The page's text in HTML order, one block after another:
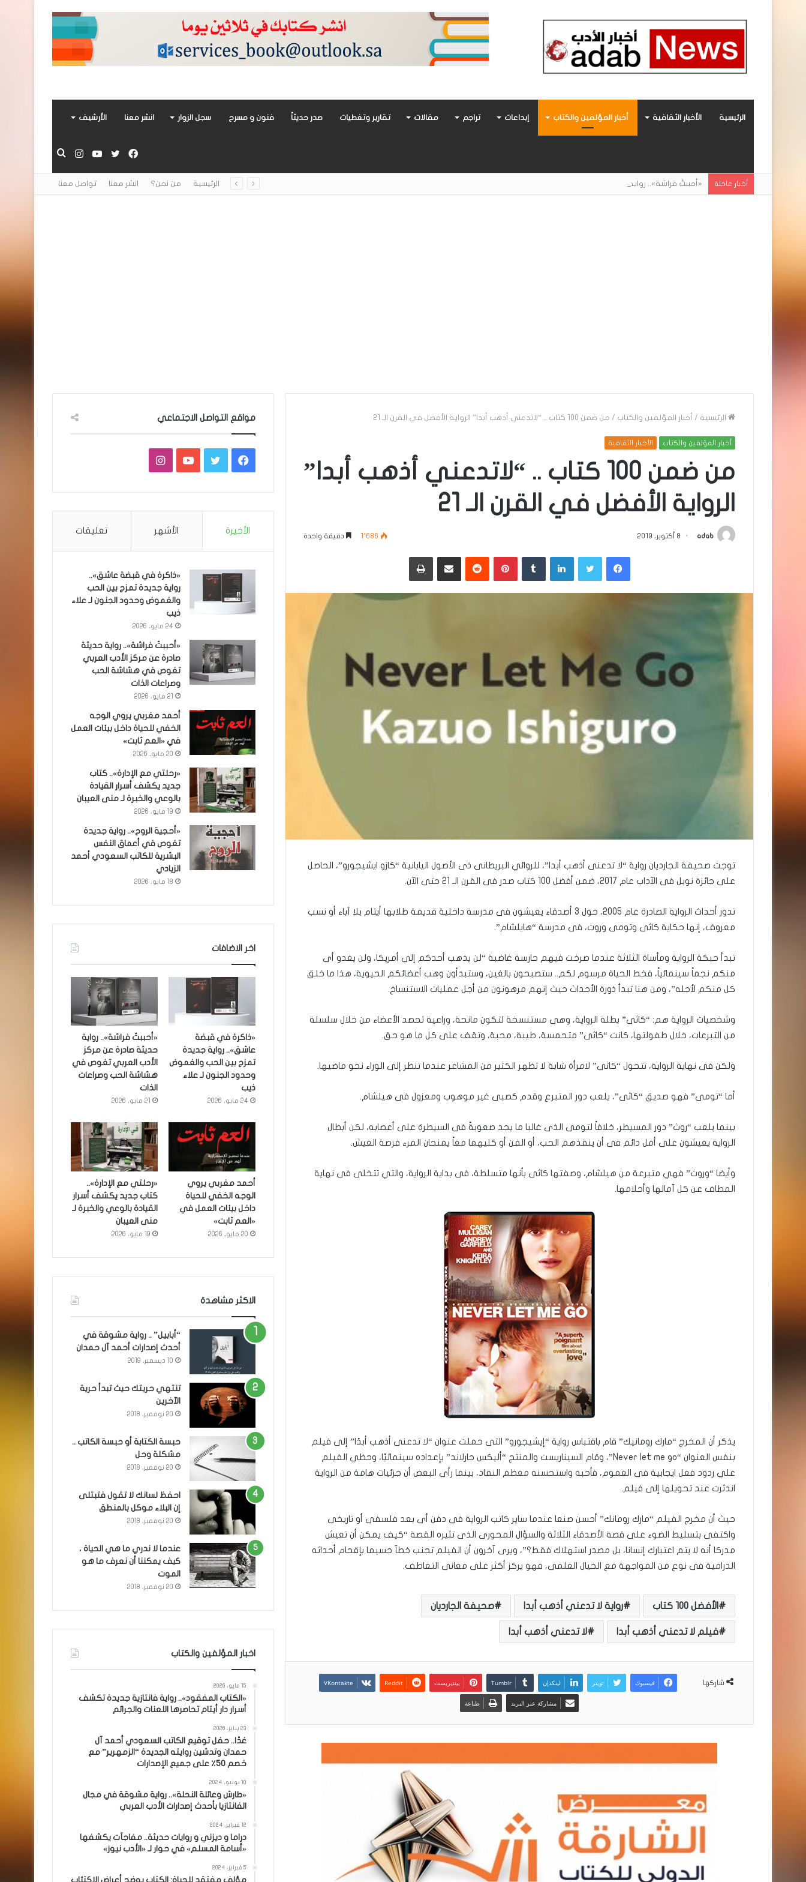
الرئيسية الأخبار الثقافية أخبار المؤلفين والكتاب إبداعات تراجم مقالات تقارير وتغطيات صدر حديثاً فنون و مسرح سجل الزوار انشر معنا الأرشيف
بحث
انستقراميوتيوبتويتر
فيسبوك
أخبار عاجلة «أحببتُ فراشة».. رواية حديثة صادرة عن مركز الأدب العربي تغوص في هشاشة الحب وصراعات الذات الرئيسية من نحن؟ انشر معنا تواصل معنا
الرئيسية / أخبار المؤلفين والكتاب / من ضمن 100 كتاب .. “لاتدعني أذهب أبدا” الرواية الأفضل في القرن الـ 21
أخبار المؤلفين والكتاب الأخبار الثقافية
من ضمن 100 كتاب .. “لاتدعني أذهب أبدا”
الرواية الأفضل في القرن الـ 21
adab 8 أكتوبر، 2019 1٬686 دقيقة واحدة
فيسبوكتويتر لينكدإن ‏Tumblr بينتيريست
‏Reddit مشاركة عبر البريد طباعة
توجت صحيفة الجارديان رواية “لا تدعنى أذهب أبدا”، للروائي البريطانى ذى الأصول اليابانية “كازو ايشيجورو”، الحاصل
على جائزة نوبل فى الآداب عام 2017، ضمن أفضل 100 كتاب صدر فى القرن الـ 21 حتى الآن.
تدور أحداث الرواية الصادرة عام 2005، حول 3 أصدقاء يعيشون فى مدرسة داخلية قديمة طلابها أيتام بلا آباء أو نسب
معروف، إنها حكاية كاثى وتومى وروث، فى مدرسة “هايلشام”.
تبدأ حبكة الرواية ومأساة الثلاثة عندما صرخت فيهم حارسة غاضبة “لن يذهب أحدكم إلى أمريكا، ولن يغدو أى
منكم نجماً سينمائياً، فخط الحياة مرسوم لكم.. ستصبحون بالغين، وستبدأون وهب أعضائكم الحيوية، هذا ما خلق
كل منكم لأجله”، ومن هنا تبدأ ذورة الأحداث حيث إنهم مرهونون من أجل عمليات الاستنساخ.
وشخصيات الرواية هم: “كاثى” بطلة الرواية، وهى مستنسخة لتكون مانحة، وراعية تحصد الأعضاء من خلال سلسلة
من التبرعات، خلال طفولتها، كانت “كاثى” متحمسة، طيبة، محبة، وتقف على كل ما هو حق.
ولكن فى نهاية الرواية، تتحول “كاثى” لامرأة شابة لا تظهر الكثير من المشاعر عندما تنظر إلى الوراء نحو ماضيها.
أما “تومى” فهو صديق “كاثى”، يلعب دور المتبرع وقدم كصبى غير موهوب ومعزول فى هيلشام.
بينما يلعب “روث” دور المسيطر، خلافاً لتومى الذى غالبا ما يجد صعوبةً فى السيطرة على أعصابه، لكن أبطال
الرواية يعيشون على أمل دائم فى أن ينقذهم الحب، أو الفن أو كليهما معاً يمنحان المرء فرصة العيش.
وأيضا “وروث” فهي متبرعة من هيلشام، وصفتها كاثى بأنها متسلطة، فى بداية الرواية، والتي تتخلى فى نهاية
المطاف عن كل آمالها وأحلامها.
يذكر أن المخرج “مارك رومانيك” قام باقتباس رواية “إيشيجورو” التى حملت عنوان “لا تدعنى أذهب أبدًا” إلى فيلم
بنفس العنوان “Never let me go”، وقام السيناريست والمنتج “أليكس جارلاند” بإعداده سينمائيًا، وحظي الفيلم
علي ردود فعل ايجابية فى العموم، فأحبه واستحسنه معظم النقاد، بينما رأى البعض أن جزئيات هامة من الرواية
اندثرت عند تحويلها إلى فيلم.
حيث أن مخرج الفيلم “مارك رومانك” أحسن صنعا عندما ساير كاتب الرواية فى دفن أى بعد فلسفى أو تاريخى
واكتفى بتسليط الضوء على قصة الأصدقاء الثلاثة والسؤال المحورى الذى تثيره القصة “كيف يمكن أن تعيش
مدركا أنه لا يتم اعتبارك إنسانا، بل مصدر استهلاك فقط؟”، ويرى آخرون أن الفيلم تجنب خطآ جسيما بإقحام أحداثه
الدرامية فى نوع من المواجهة مع الخيال العلمى، فهو يركز أكثر على معانى التعاطف.
الأفضل 100 كتاب رواية لا تدعني أذهب أبدا صحيفة الجارديان
فيلم لا تدعني أذهب أبدا لا تدعني أذهب أبدا
شاركها فيسبوك تويتر لينكدإن بينتيريست
مشاركة عبر البريد طباعة
مواقع التواصل الاجتماعي
فيسبوكتويتر يوتيوبانستقرام
الأخيرة الأشهر تعليقات
«ذاكرة في قبضة عاشق»..
رواية جديدة تمزج بين الحب
والغموض وحدود الجنون لـ علاء
ذيب
24 مايو، 2026
«أحببتُ فراشة».. رواية حديثة
صادرة عن مركز الأدب العربي
تغوص في هشاشة الحب
وصراعات الذات
21 مايو، 2026
أحمد مغربي يروي الوجه
الخفي للحياة داخل بيئات العمل
في «العم ثابت»
20 مايو، 2026
«رحلتي مع الإدارة».. كتاب
جديد يكشف أسرار القيادة
بالوعي والخبرة لـ منى العيبان
19 مايو، 2026
«أحجية الروح».. رواية جديدة
تغوص في أعماق النفس
البشرية للكاتب السعودي أحمد
الزيادي
18 مايو، 2026
اخر الاضافات
«ذاكرة في قبضة
عاشق».. رواية جديدة
تمزج بين الحب والغموض
وحدود الجنون لـ علاء
ذيب
24 مايو، 2026
«أحببتُ فراشة».. رواية
حديثة صادرة عن مركز
الأدب العربي تغوص في
هشاشة الحب وصراعات
الذات
21 مايو، 2026
أحمد مغربي يروي
الوجه الخفي للحياة
داخل بيئات العمل في
«العم ثابت»
20 مايو، 2026
«رحلتي مع الإدارة»..
كتاب جديد يكشف أسرار
القيادة بالوعي والخبرة لـ
منى العيبان
19 مايو، 2026
الاكثر مشاهدة
“أبابيل” .. رواية مشوقة في
أحدث إصدارات أحمد آل حمدان
10 ديسمبر، 2019
تنتهي حريتك حيث تبدأ حرية
الآخرين
20 نوفمبر، 2018
حبسة الكتابة أو حبسة الكاتب ..
مشكلة وحل
20 نوفمبر، 2018
احفظ لسانك لا تقول فتبتلى
إن البلاء موكل بالمنطق
20 نوفمبر، 2018
عندما لا ندري ما هي الحياة ،
كيف يمكننا أن نعرف ما هو
الموت
20 نوفمبر، 2018
اخبار المؤلفين والكتاب
15 مايو، 2026
«الكتاب المفقود».. رواية فانتازية جديدة تكشف
أسرار دار أيتام تحاصرها اللعنات والجرائم
23 يناير، 2026
غدًا.. حفل توقيع الكاتب السعودي أحمد آل
حمدان وتدشين روايته الجديدة “الزمهرير” مع
خصم 50٪ على جميع الإصدارات
10 يونيو، 2024
«طارش وعائلة النحلة».. رواية مشوقة في مجال
الفانتازيا بأحدث إصدارات الأدب العربي
12 فبراير، 2024
دراما و ديزني و روايات حديثة.. مفاجآت يكشفها
«أسامة المسلم» في حوار لـ «الأدب نيوز»
5 فبراير، 2024
مؤلف مفتقد للحياة: الكتاب يوضح أعراض الاكتئاب